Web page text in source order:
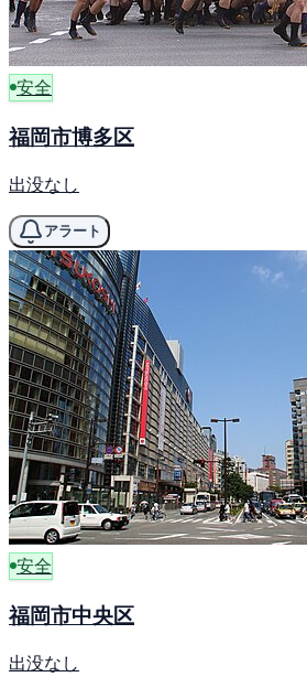
安全
福岡市博多区
出没なし
アラート
安全
福岡市中央区
出没なし